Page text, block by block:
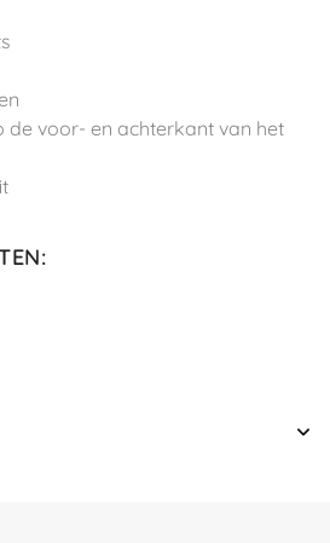
de voor- en achterkant van het
: